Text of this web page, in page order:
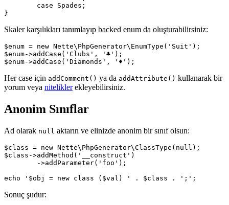
Skaler karşılıkları tanımlayıp backed enum da oluşturabilirsiniz:
$enum = new Nette\PhpGenerator\EnumType('Suit');
$enum->addCase('Clubs', '♣');
Her case için addComment() ya da addAttribute() kullanarak bir
yorum veya niteliklerekleyebilirsiniz.
Anonim Sınıflar
Ad olarak null aktarın ve elinizde anonim bir sınıf olsun:
$class = new Nette\PhpGenerator\ClassType(null);
$class->addMethod('__construct')
Sonuç şudur: